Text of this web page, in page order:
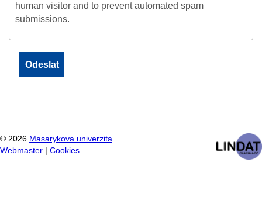
human visitor and to prevent automated spam
submissions.
© 2026 Masarykova univerzita
Webmaster
Cookies